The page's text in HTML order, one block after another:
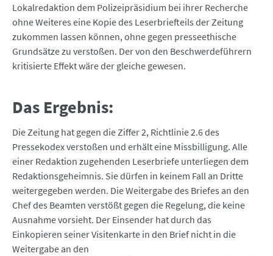
Lokalredaktion dem Polizeipräsidium bei ihrer Recherche
ohne Weiteres eine Kopie des Leserbriefteils der Zeitung
zukommen lassen können, ohne gegen presseethische
Grundsätze zu verstoßen. Der von den Beschwerdeführern
kritisierte Effekt wäre der gleiche gewesen.
Das Ergebnis:
Die Zeitung hat gegen die Ziffer 2, Richtlinie 2.6 des
Pressekodex verstoßen und erhält eine Missbilligung. Alle
einer Redaktion zugehenden Leserbriefe unterliegen dem
Redaktionsgeheimnis. Sie dürfen in keinem Fall an Dritte
weitergegeben werden. Die Weitergabe des Briefes an den
Chef des Beamten verstößt gegen die Regelung, die keine
Ausnahme vorsieht. Der Einsender hat durch das
Einkopieren seiner Visitenkarte in den Brief nicht in die
Weitergabe an den